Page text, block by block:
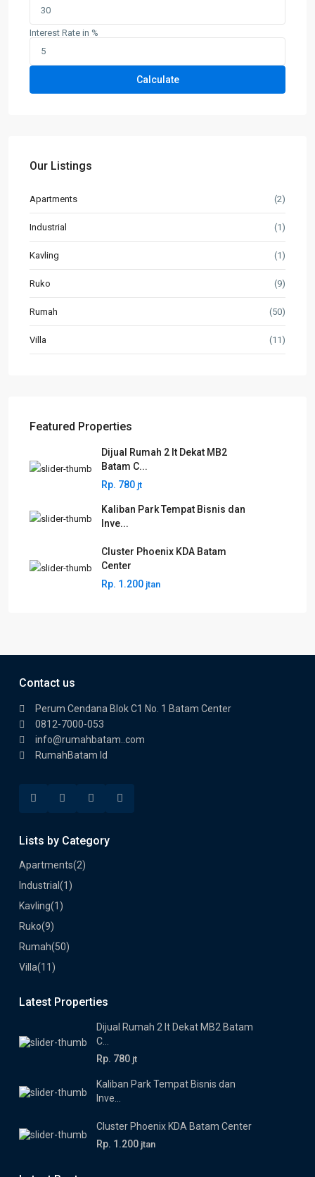
Interest Rate in %
Calculate
Our Listings
Apartments (2)
Industrial (1)
Kavling (1)
Ruko (9)
Rumah (50)
Villa (11)
Featured Properties
Dijual Rumah 2 lt Dekat MB2
Batam C...
Rp. 780 jt
Kaliban Park Tempat Bisnis dan
Inve...
Cluster Phoenix KDA Batam
Center
Rp. 1.200 jtan
Contact us
Perum Cendana Blok C1 No. 1 Batam Center
0812-7000-053
info@rumahbatam..com
RumahBatam Id
Lists by Category
Apartments(2)
Industrial (1)
Kavling(1)
Ruko(9)
Rumah(50)
Villa(11)
Latest Properties
Dijual Rumah 2 lt Dekat MB2 Batam
C...
Rp. 780 jt
Kaliban Park Tempat Bisnis dan
Inve...
Cluster Phoenix KDA Batam Center
Rp. 1.200 jtan